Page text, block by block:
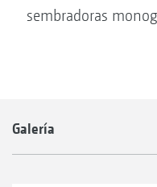
sembradoras
Galería